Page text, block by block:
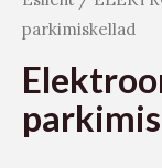
parkimiskellad